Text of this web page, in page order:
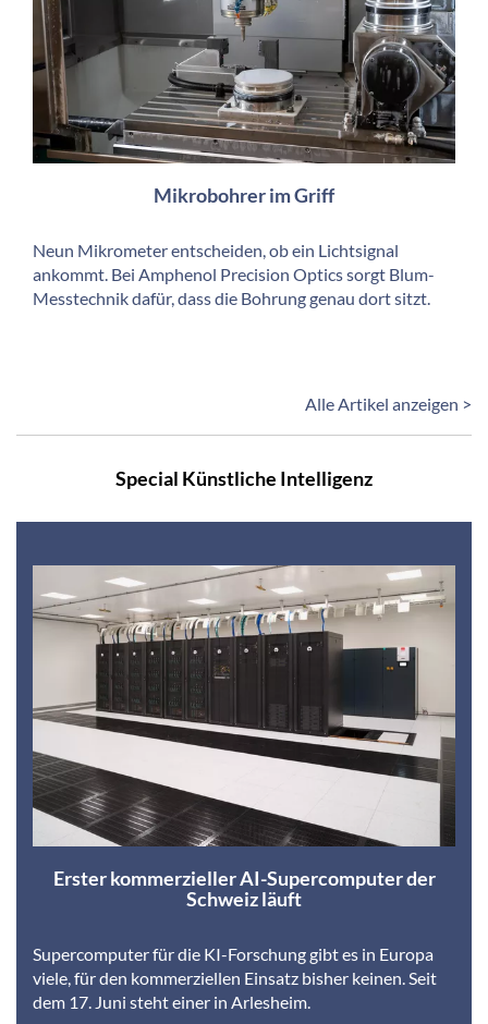
Mikrobohrer im Griff
Neun Mikrometer entscheiden, ob ein Lichtsignal
ankommt. Bei Amphenol Precision Optics sorgt Blum-
Messtechnik dafür, dass die Bohrung genau dort sitzt.
Alle Artikel anzeigen >
Special Künstliche Intelligenz
Erster kommerzieller AI-Supercomputer der
Schweiz läuft
Supercomputer für die KI-Forschung gibt es in Europa
viele, für den kommerziellen Einsatz bisher keinen. Seit
dem 17. Juni steht einer in Arlesheim.